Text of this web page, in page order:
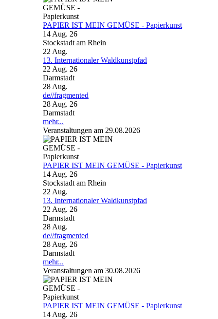
PAPIER IST MEIN GEMÜSE - Papierkunst
14 Aug. 26
Stockstadt am Rhein
22 Aug.
13. Internationaler Waldkunstpfad
22 Aug. 26
Darmstadt
28 Aug.
de//fragmented
28 Aug. 26
Darmstadt
mehr...
Veranstaltungen am 29.08.2026
PAPIER IST MEIN GEMÜSE - Papierkunst
14 Aug. 26
Stockstadt am Rhein
22 Aug.
13. Internationaler Waldkunstpfad
22 Aug. 26
Darmstadt
28 Aug.
de//fragmented
28 Aug. 26
Darmstadt
mehr...
Veranstaltungen am 30.08.2026
PAPIER IST MEIN GEMÜSE - Papierkunst
14 Aug. 26